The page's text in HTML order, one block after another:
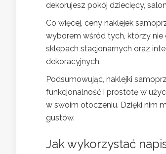
dekorujesz pokój dziecięcy,
Co więcej, ceny naklejek
wyborem wśród tych, którzy
sklepach stacjonarnych oraz
dekoracyjnych.
Podsumowując, naklejki
funkcjonalność i prostotę w
w swoim otoczeniu. Dzięki nim
gustów.
Jak wykorzystać